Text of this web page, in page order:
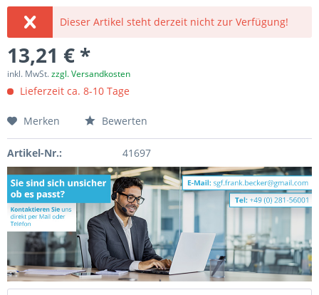
Dieser Artikel steht derzeit nicht zur Verfügung!
13,21 € *
inkl. MwSt.zzgl. Versandkosten
Lieferzeit ca. 8-10 Tage
Merken Bewerten
Artikel-Nr.: 41697